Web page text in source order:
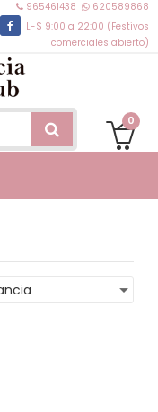
965461438
620589868
L-S 9:00 a 22:00 (Festivos
comerciales abierto)
0